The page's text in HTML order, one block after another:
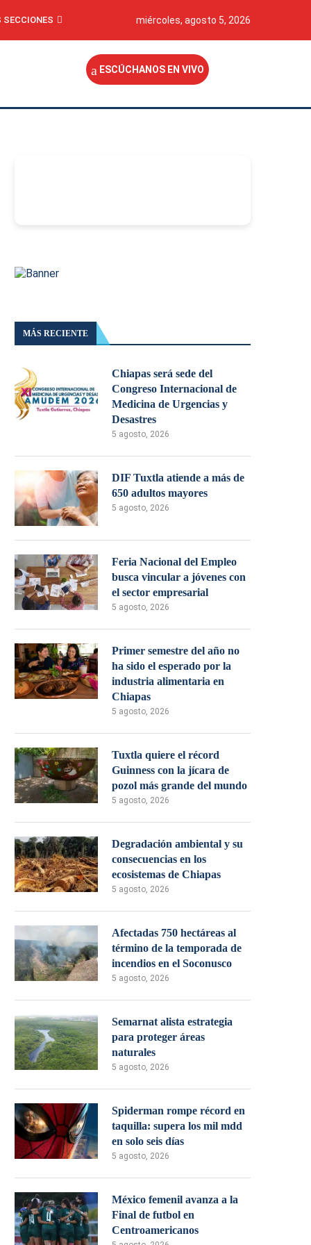
SECCIONES miércoles, agosto 5, 2026
ESCÚCHANOS EN VIVO
MÁS RECIENTE
Chiapas será sede del
Congreso Internacional de
Medicina de Urgencias y
Desastres
5 agosto, 2026
DIF Tuxtla atiende a más de
650 adultos mayores
5 agosto, 2026
Feria Nacional del Empleo
busca vincular a jóvenes con
el sector empresarial
5 agosto, 2026
Primer semestre del año no
ha sido el esperado por la
industria alimentaria en
Chiapas
5 agosto, 2026
Tuxtla quiere el récord
Guinness con la jícara de
pozol más grande del mundo
5 agosto, 2026
Degradación ambiental y su
consecuencias en los
ecosistemas de Chiapas
5 agosto, 2026
Afectadas 750 hectáreas al
término de la temporada de
incendios en el Soconusco
5 agosto, 2026
Semarnat alista estrategia
para proteger áreas
naturales
5 agosto, 2026
Spiderman rompe récord en
taquilla: supera los mil mdd
en solo seis días
5 agosto, 2026
México femenil avanza a la
Final de futbol en
Centroamericanos